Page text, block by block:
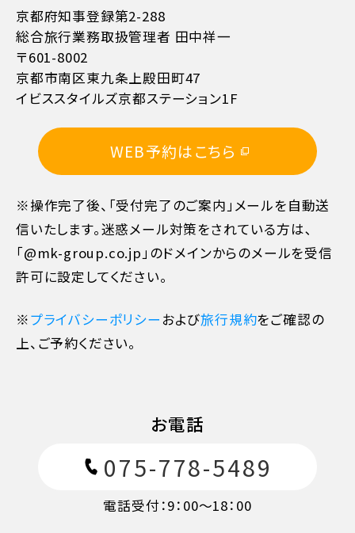
11日目に当たる日以前
10日目に当たる日以前
7日目に当たる日以前 30%
旅行開始日の前日 40%
旅行開始日の当日 50%
京都府知事登録第2-288
総合旅行業務取扱管理者 田中祥一
〒601-8002
京都市南区東九条上殿田町47
イビススタイルズ京都ステーション1F
WEB予約はこちら
※操作完了後、「受付完了のご案内」メールを自動送
信いたします。迷惑メール対策をされている方は､
「@mk-group.co.jp」のドメインからのメールを受信
許可に設定してください。
※プライバシーポリシーおよび旅行規約をご確認の
上、ご予約ください。
お電話
075-778-5489
電話受付：9：00〜18：00